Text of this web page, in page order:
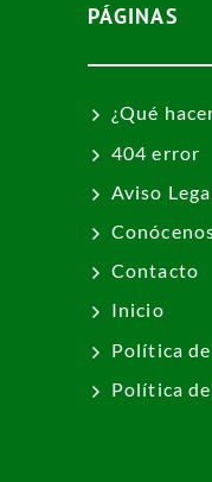
PÁGINAS
¿Qué
404 error
Aviso
Contacto
Inicio
Política
Política